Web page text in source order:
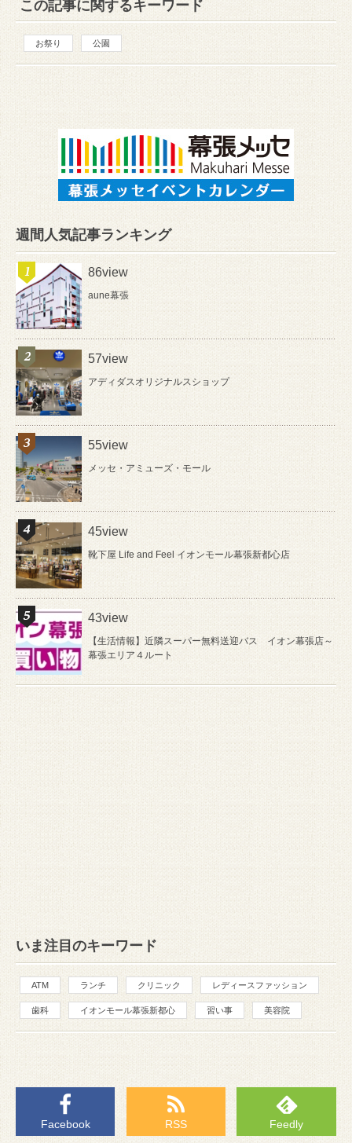
この記事に関するキーワード
お祭り 公園
週間人気記事ランキング
86view
aune幕張
57view
アディダスオリジナルスショップ
55view
メッセ・アミューズ・モール
45view
靴下屋 Life and Feel イオンモール幕張新都心店
43view
【生活情報】近隣スーパー無料送迎バス イオン幕張店～
幕張エリア４ルート
いま注目のキーワード
ATM ランチ クリニック レディースファッション
歯科 イオンモール幕張新都心 習い事 美容院
Facebook RSS Feedly